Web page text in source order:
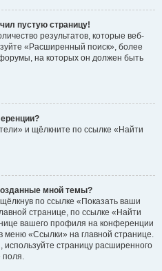
пустую страницу!
результатов, которые веб-
«Расширенный поиск», более
на которых он должен быть
и щёлкните по ссылке «Найти
мной темы?
по ссылке «Показать ваши
странице, по ссылке «Найти
вашего профиля на конференции
«Ссылки» на главной странице.
страницу расширенного
поля.